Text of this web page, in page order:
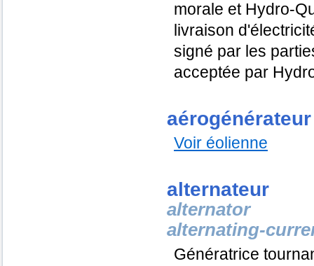
morale et Hydro-
livraison
signé par les
acceptée par
aérogénérateur
Voir éolienne
alternateur
alternator
alternating-
Génératrice